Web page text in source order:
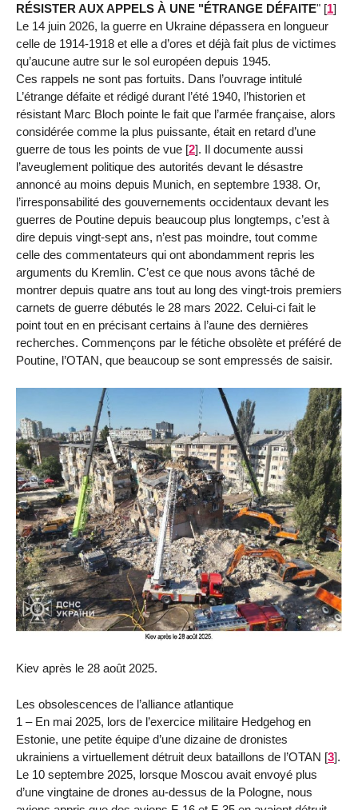
RÉSISTER AUX APPELS À UNE "ÉTRANGE DÉFAITE" [1]
Le 14 juin 2026, la guerre en Ukraine dépassera en longueur
celle de 1914-1918 et elle a d’ores et déjà fait plus de victimes
qu’aucune autre sur le sol européen depuis 1945.
Ces rappels ne sont pas fortuits. Dans l’ouvrage intitulé
L’étrange défaite et rédigé durant l’été 1940, l’historien et
résistant Marc Bloch pointe le fait que l’armée française, alors
considérée comme la plus puissante, était en retard d’une
guerre de tous les points de vue [2]. Il documente aussi
l’aveuglement politique des autorités devant le désastre
annoncé au moins depuis Munich, en septembre 1938. Or,
l’irresponsabilité des gouvernements occidentaux devant les
guerres de Poutine depuis beaucoup plus longtemps, c’est à
dire depuis vingt-sept ans, n’est pas moindre, tout comme
celle des commentateurs qui ont abondamment repris les
arguments du Kremlin. C’est ce que nous avons tâché de
montrer depuis quatre ans tout au long des vingt-trois premiers
carnets de guerre débutés le 28 mars 2022. Celui-ci fait le
point tout en en précisant certains à l’aune des dernières
recherches. Commençons par le fétiche obsolète et préféré de
Poutine, l’OTAN, que beaucoup se sont empressés de saisir.
Kiev après le 28 août 2025.
Les obsolescences de l’alliance atlantique
1 – En mai 2025, lors de l’exercice militaire Hedgehog en
Estonie, une petite équipe d’une dizaine de dronistes
ukrainiens a virtuellement détruit deux bataillons de l’OTAN [3].
Le 10 septembre 2025, lorsque Moscou avait envoyé plus
d’une vingtaine de drones au-dessus de la Pologne, nous